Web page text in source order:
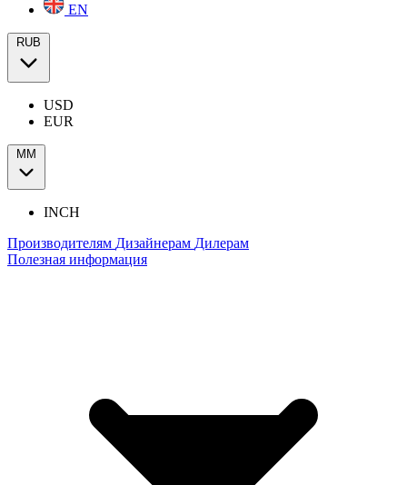
EN
RUB
USD
EUR
ММ
INCH
Производителям Дизайнерам Дилерам
Полезная информация